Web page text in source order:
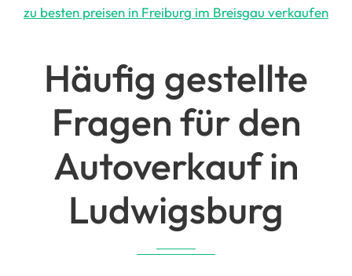
zu besten preisen in Freiburg im Breisgau verkaufen
Häufig gestellte
Fragen für den
Autoverkauf in
Ludwigsburg